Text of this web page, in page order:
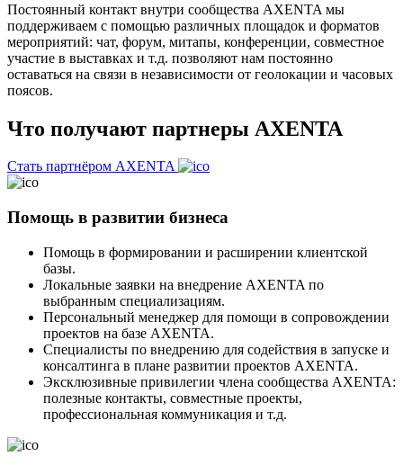
Постоянный контакт внутри сообщества AXENTA мы
поддерживаем с помощью различных площадок и форматов
мероприятий: чат, форум, митапы, конференции, совместное
участие в выставках и т.д. позволяют нам постоянно
оставаться на связи в независимости от геолокации и часовых
поясов.
Что получают партнеры AXENTA
Стать партнёром AXENTA
Помощь в развитии бизнеса
Помощь в формировании и расширении клиентской
базы.
Локальные заявки на внедрение AXENTA по
выбранным специализациям.
Персональный менеджер для помощи в сопровождении
проектов на базе AXENTA.
Специалисты по внедрению для содействия в запуске и
консалтинга в плане развитии проектов AXENTA.
Эксклюзивные привилегии члена сообщества AXENTA:
полезные контакты, совместные проекты,
профессиональная коммуникация и т.д.